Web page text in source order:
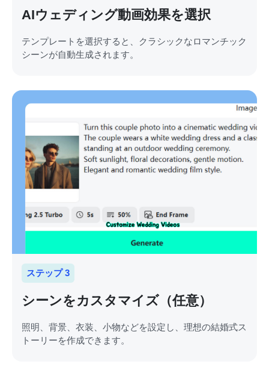
AIウェディング動画効果を選択
テンプレートを選択すると、クラシックなロマンチック
シーンが自動生成されます。
ステップ 3
シーンをカスタマイズ（任意）
照明、背景、衣装、小物などを設定し、理想の結婚式ス
トーリーを作成できます。